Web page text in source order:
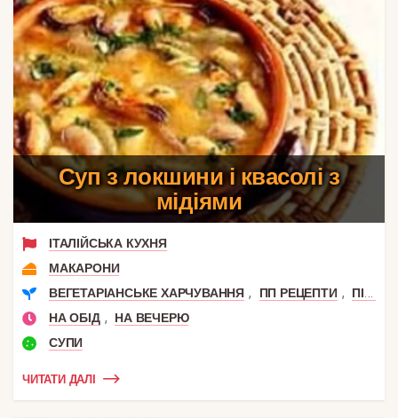
Суп з локшини і квасолі з
мідіями
ІТАЛІЙСЬКА КУХНЯ
МАКАРОНИ
ВЕГЕТАРІАНСЬКЕ ХАРЧУВАННЯ , ПП РЕЦЕПТИ ,
ПІСНІ СТРАВИ
НА ОБІД ,
НА ВЕЧЕРЮ
СУПИ
ЧИТАТИ ДАЛІ